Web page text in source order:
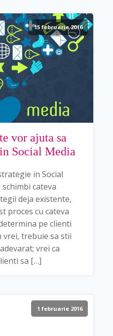
15 februarie 2016
vor ajuta sa
Social Media
in Social
cateva
deja existente,
proces cu cateva
pe clienti
vrei, trebuie sa stii
vrei ca
sa […]
1 februarie 2016